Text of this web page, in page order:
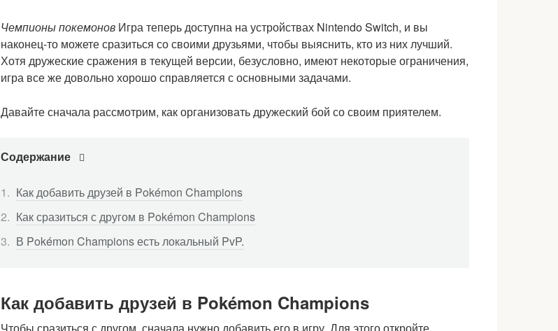
Чемпионы покемонов Игра теперь доступна на устройствах Nintendo Switch, и вы
наконец-то можете сразиться со своими друзьями, чтобы выяснить, кто из них лучший.
Хотя дружеские сражения в текущей версии, безусловно, имеют некоторые ограничения,
игра все же довольно хорошо справляется с основными задачами.
Давайте сначала рассмотрим, как организовать дружеский бой со своим приятелем.
Содержание
Как добавить друзей в Pokémon Champions
Как сразиться с другом в Pokémon Champions
В Pokémon Champions есть локальный PvP.
Как добавить друзей в Pokémon Champions